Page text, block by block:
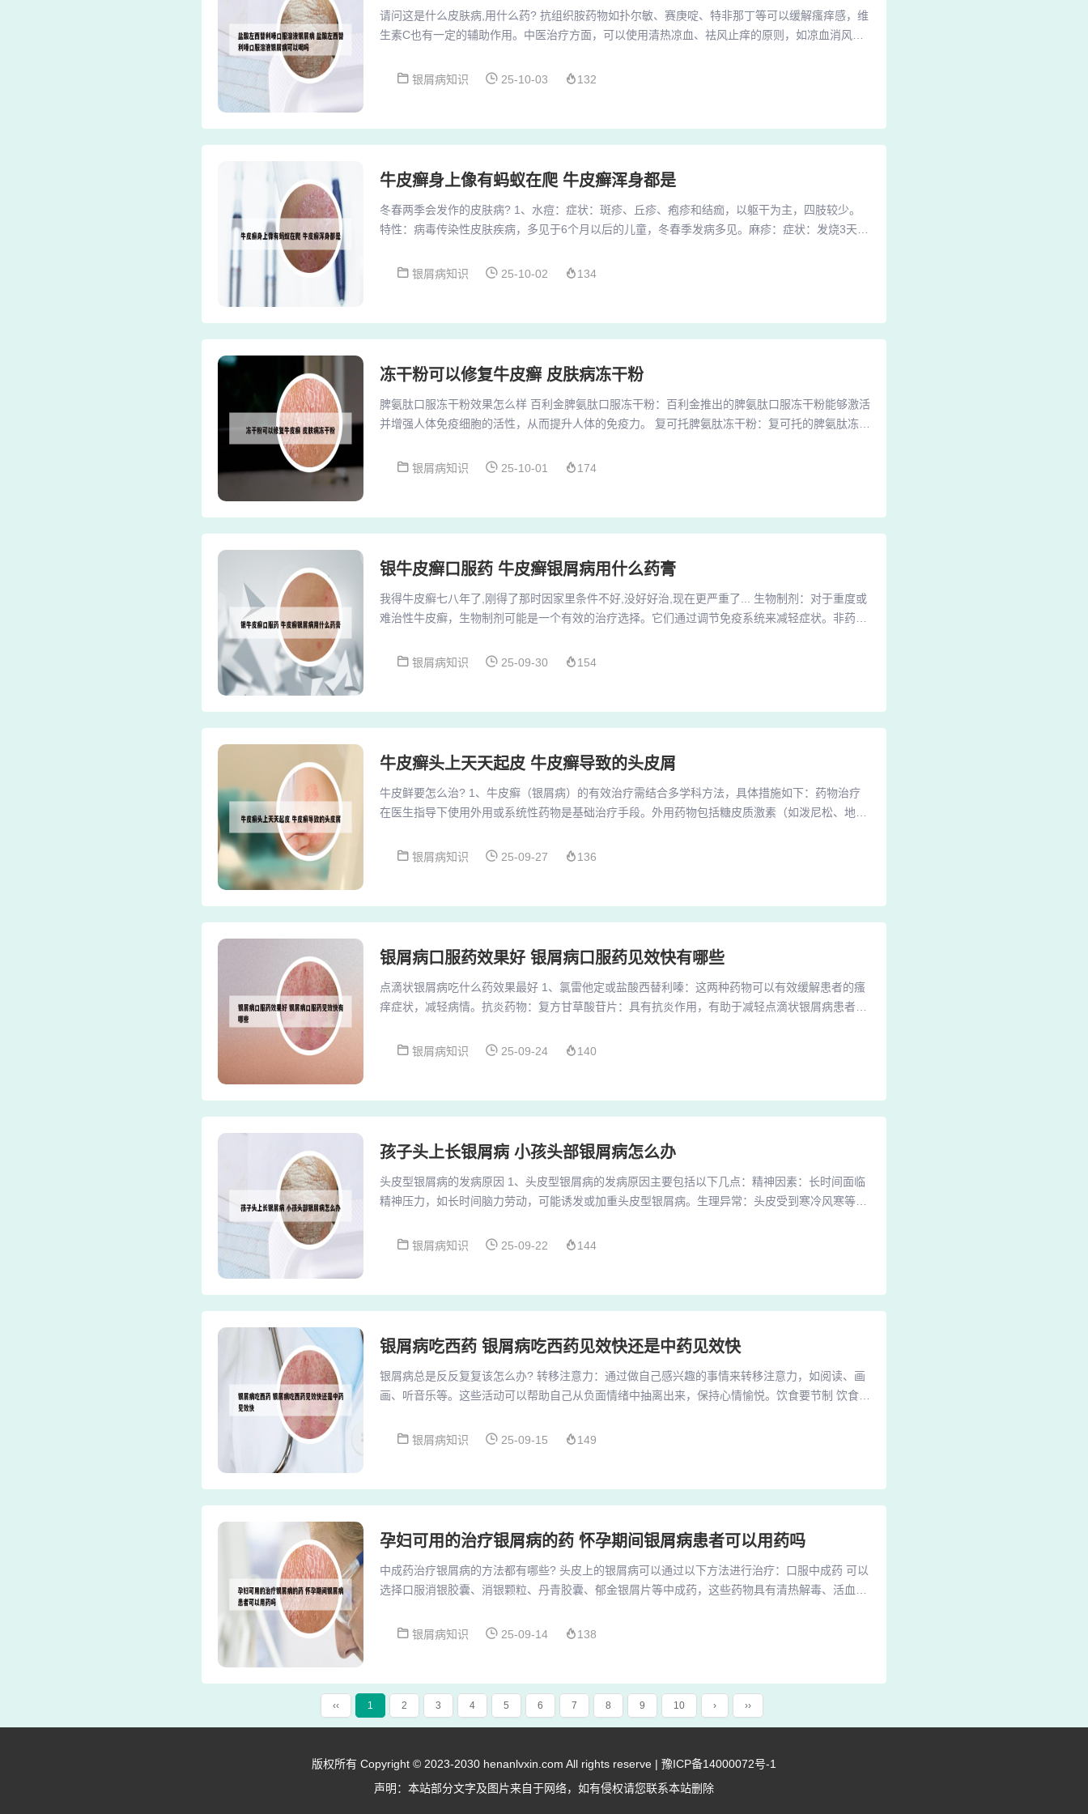
请问这是什么皮肤病,用什么药? 抗组织胺药物如扑尔敏、赛庚啶、特非那丁等可以缓解瘙痒感，维
生素C也有一定的辅助作用。中医治疗方面，可以使用清热凉血、祛风止痒的原则，如凉血消风汤
物方面，可以使用炉甘石洗剂等。鳞屑性的皮肤病，包括玫瑰糠疹、银屑病、副银屑病或者扁平苔
银屑病知识 25-10-03 132
牛皮癣身上像有蚂蚁在爬 牛皮癣浑身都是
冬春两季会发作的皮肤病? 1、水痘：症状：斑疹、丘疹、疱疹和结痂，以躯干为主，四肢较少。
特性：病毒传染性皮肤疾病，多见于6个月以后的儿童，冬春季发病多见。麻疹：症状：发烧3天后
空气新鲜。2、皮肤瘙痒症：这是一种多发生于冬春季节的皮肤病，与皮肤敏感有关。症状多表现
银屑病知识 25-10-02 134
冻干粉可以修复牛皮癣 皮肤病冻干粉
脾氨肽口服冻干粉效果怎么样 百利金脾氨肽口服冻干粉：百利金推出的脾氨肽口服冻干粉能够激活
并增强人体免疫细胞的活性，从而提升人体的免疫力。 复可托脾氨肽冻干粉：复可托的脾氨肽冻干
化能力，减轻肝脏的负担。脾氨肽口服冻干粉效果主要体现在增强机体免疫系统，帮助维持免疫平
银屑病知识 25-10-01 174
银牛皮癣口服药 牛皮癣银屑病用什么药膏
我得牛皮癣七八年了,刚得了那时因家里条件不好,没好好治,现在更严重了... 生物制剂：对于重度或
难治性牛皮癣，生物制剂可能是一个有效的治疗选择。它们通过调节免疫系统来减轻症状。非药物
温泉疗法：某些温泉中的矿物质可能对牛皮癣有益，但需注意选择正规、安全的温泉场所。见到了
银屑病知识 25-09-30 154
牛皮癣头上天天起皮 牛皮癣导致的头皮屑
牛皮鲜要怎么治? 1、牛皮癣（银屑病）的有效治疗需结合多学科方法，具体措施如下：药物治疗
在医生指导下使用外用或系统性药物是基础治疗手段。外用药物包括糖皮质激素（如泼尼松、地塞
轻炎症、抑制角质过度增生。2、外用药物外用药物是治疗牛皮癣的基础方法。医生会根据病情严
银屑病知识 25-09-27 136
银屑病口服药效果好 银屑病口服药见效快有哪些
点滴状银屑病吃什么药效果最好 1、氯雷他定或盐酸西替利嗪：这两种药物可以有效缓解患者的瘙
痒症状，减轻病情。抗炎药物：复方甘草酸苷片：具有抗炎作用，有助于减轻点滴状银屑病患者的
以帮助控制感染，从而对皮疹的消退有积极作用。2、点滴状银屑病患者可以口服抗过敏药，比如
银屑病知识 25-09-24 140
孩子头上长银屑病 小孩头部银屑病怎么办
头皮型银屑病的发病原因 1、头皮型银屑病的发病原因主要包括以下几点：精神因素：长时间面临
精神压力，如长时间脑力劳动，可能诱发或加重头皮型银屑病。生理异常：头皮受到寒冷风寒等外
因”，这些基因使得患者在受到外界刺激时容易诱发银屑病的发作。2、头皮型银屑病的发病原因主
银屑病知识 25-09-22 144
银屑病吃西药 银屑病吃西药见效快还是中药见效快
银屑病总是反反复复该怎么办? 转移注意力：通过做自己感兴趣的事情来转移注意力，如阅读、画
画、听音乐等。这些活动可以帮助自己从负面情绪中抽离出来，保持心情愉悦。饮食要节制 饮食对
解毒汤（针对血燥症）主证：皮损淡红，原有皮损部分消退。次证：舌质淡，舌苔少或薄白；脉缓
银屑病知识 25-09-15 149
孕妇可用的治疗银屑病的药 怀孕期间银屑病患者可以用药吗
中成药治疗银屑病的方法都有哪些? 头皮上的银屑病可以通过以下方法进行治疗：口服中成药 可以
选择口服消银胶囊、消银颗粒、丹青胶囊、郁金银屑片等中成药，这些药物具有清热解毒、活血化
在临床比较常见，但一定要掌握好适应症，针对不同的部位和病情，酌情选择。 非激素类药膏：使
银屑病知识 25-09-14 138
‹‹ 1 2 3 4 5 6 7 8 9 10 › ››
版权所有 Copyright © 2023-2030 henanlvxin.com All rights reserve | 豫ICP备14000072号-1
声明：本站部分文字及图片来自于网络，如有侵权请您联系本站删除